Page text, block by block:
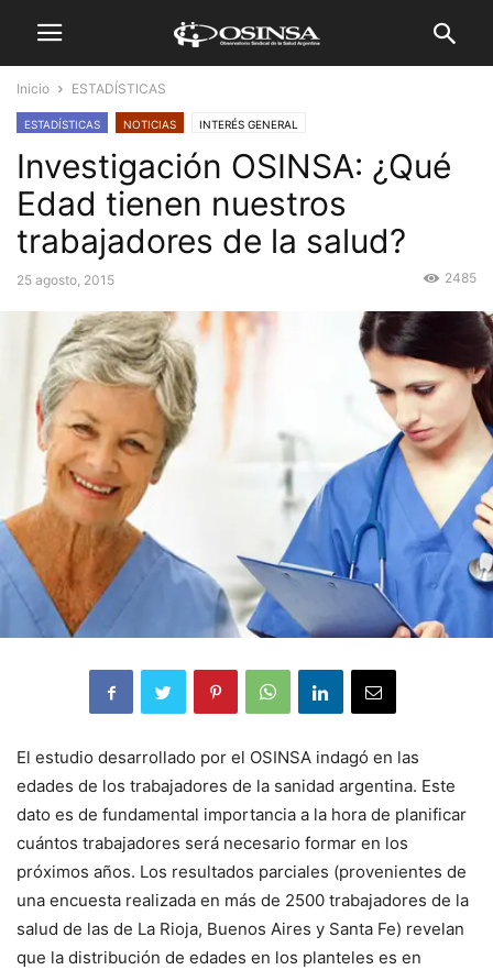
Inicio ESTADÍSTICAS
ESTADÍSTICAS NOTICIAS INTERÉS GENERAL
Investigación OSINSA: ¿Qué
Edad tienen nuestros
trabajadores de la salud?
25 agosto, 2015 2485
El estudio desarrollado por el OSINSA indagó en las
edades de los trabajadores de la sanidad argentina. Este
dato es de fundamental importancia a la hora de planificar
cuántos trabajadores será necesario formar en los
próximos años. Los resultados parciales (provenientes de
una encuesta realizada en más de 2500 trabajadores de la
salud de las de La Rioja, Buenos Aires y Santa Fe) revelan
que la distribución de edades en los planteles es en